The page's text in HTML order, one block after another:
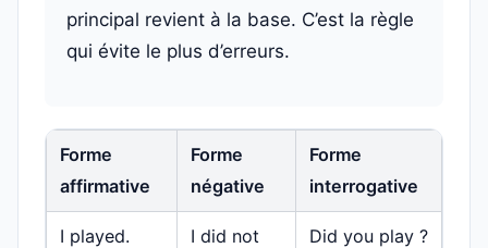
principal revient à la base. C’est la règle
qui évite le plus d’erreurs.
Forme
affirmative
Forme
négative
Forme
interrogative
I played.
I did not
Did you play ?